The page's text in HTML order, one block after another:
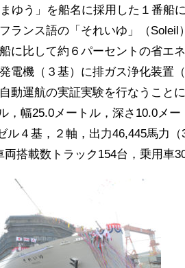
ゆう」を船名に採用した１番船
ランス語の「それいゆ」（Soleil
に比して約６パーセントの省エ
電機（３基）に排ガス浄化装置
動運航の実証実験を行なうこと
，幅25.0メートル，深さ10.0メ
ル４基，２軸，出力46,445馬力
搭載数トラック154台，乗用車30